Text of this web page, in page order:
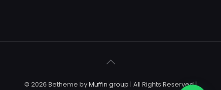
© 2026 Betheme byMuffin group | All Rights Reserved |